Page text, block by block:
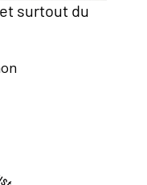
surtout du